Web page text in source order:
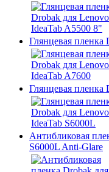
Глянцевая пленка
Глянцевая пленка
Антибликовая
S6000L Anti-Glare